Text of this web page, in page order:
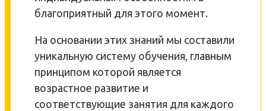
благоприятный для этого момент.
На основании этих знаний мы составили
уникальную систему обучения, главным
принципом которой является
возрастное развитие и
соответствующие занятия для каждого